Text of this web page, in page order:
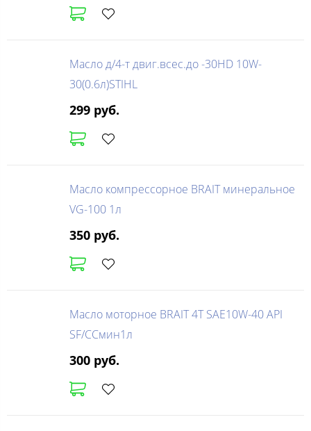
Масло д/4-т двиг.всес.до -30HD 10W-
30(0.6л)STIHL
299 руб.
Масло компрессорное BRAIT минеральное
VG-100 1л
350 руб.
Масло моторное BRAIT 4Т SAE10W-40 API
SF/CCмин1л
300 руб.